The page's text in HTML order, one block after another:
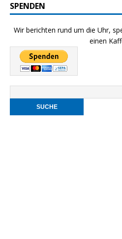
SPENDEN
Wir berichten rund um die Uhr,
einen